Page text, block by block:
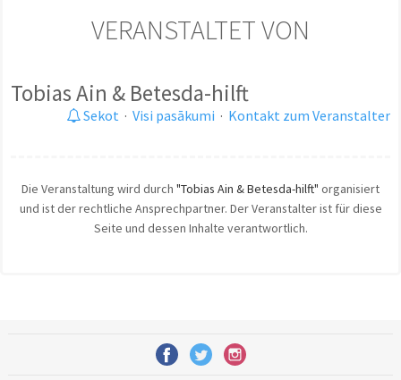
VERANSTALTET VON
Tobias Ain & Betesda-hilft
Sekot · Visi pasākumi · Kontakt zum Veranstalter
Die Veranstaltung wird durch "Tobias Ain & Betesda-hilft" organisiert
und ist der rechtliche Ansprechpartner. Der Veranstalter ist für diese
Seite und dessen Inhalte verantwortlich.